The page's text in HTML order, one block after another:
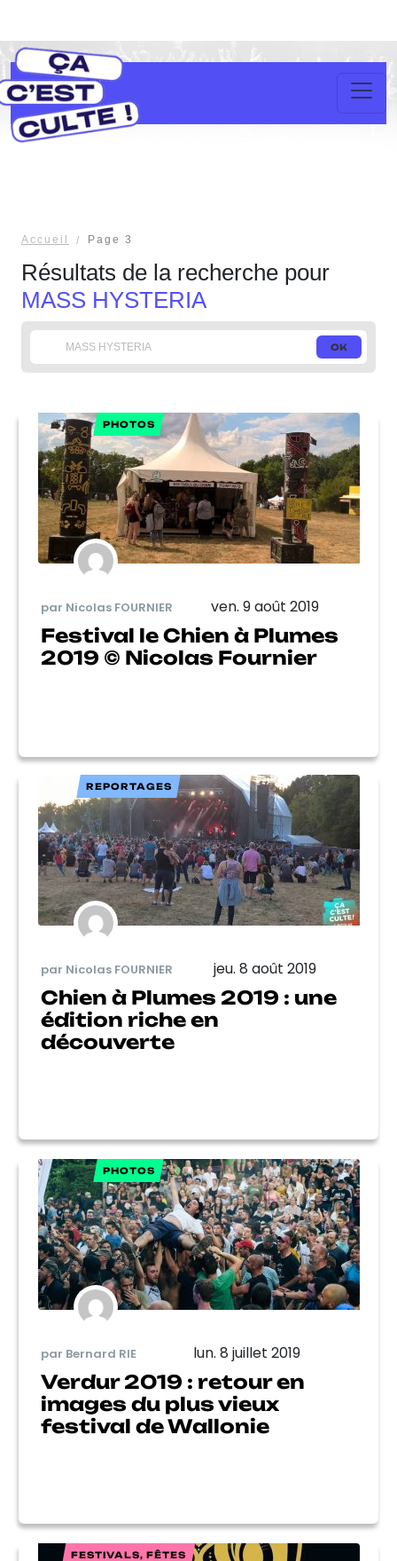
Accueil Page 3
Résultats de la recherche pour
MASS HYSTERIA
PHOTOS
par Nicolas FOURNIER ven. 9 août 2019
Festival le Chien à Plumes
2019 © Nicolas Fournier
REPORTAGES
par Nicolas FOURNIER jeu. 8 août 2019
Chien à Plumes 2019 : une
édition riche en
découverte
PHOTOS
par Bernard RIE lun. 8 juillet 2019
Verdur 2019 : retour en
images du plus vieux
festival de Wallonie
FESTIVALS, FÊTES